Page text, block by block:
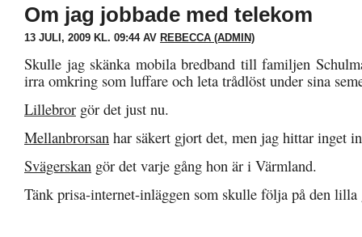
Om jag jobbade med telekom
13 JULI, 2009 KL. 09:44 AV REBECCA (ADMIN)
Skulle jag skänka mobila bredband till familjen
irra omkring som luffare och leta trådlöst under sina
Lillebror gör det just nu.
Mellanbrorsan har säkert gjort det, men jag hittar inget
Svägerskan gör det varje gång hon är i Värmland.
Tänk prisa-internet-inläggen som skulle följa på den lilla